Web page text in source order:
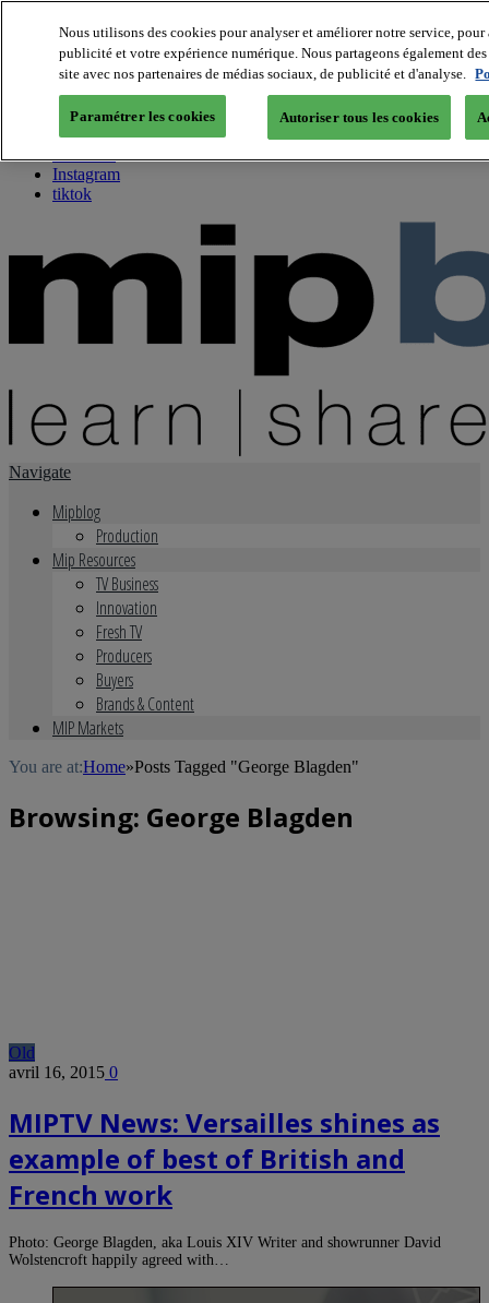
About us
Twitter
Facebook
Youtube
Instagram
tiktok
Navigate
Mipblog
Production
Mip Resources
TV Business
Innovation
Fresh TV
Producers
Buyers
Brands & Content
MIP Markets
You are at:Home»Posts Tagged "George Blagden"
Browsing: George Blagden
Old
avril 16, 2015 0
MIPTV News: Versailles shines as
example of best of British and
French work
Photo: George Blagden, aka Louis XIV Writer and showrunner David
Wolstencroft happily agreed with…
Nous utilisons des cookies pour analyser et améliorer notre service,
publicité et votre expérience numérique. Nous partageons également
site avec nos partenaires de médias sociaux, de publicité et d'analyse.
Paramétrer les cookies Autoriser tous les cookies